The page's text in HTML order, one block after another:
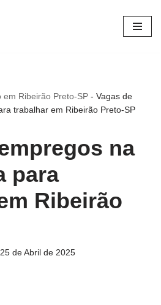
em Ribeirão Preto-SP - Vagas de
trabalhar em Ribeirão Preto-SP
na
para
Ribeirão
25 de Abril de 2025